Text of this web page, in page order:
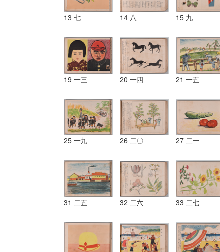
13 七 14 八 15 九
19 一三 20 一四 21 一五
25 一九 26 二〇 27 二一
31 二五 32 二六 33 二七